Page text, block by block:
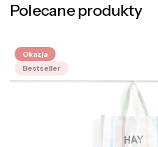
Polecane produkty
Okazja
Bestseller